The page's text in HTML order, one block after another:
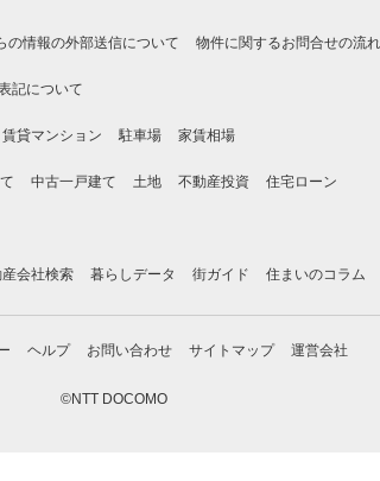
の情報の外部送信について 物件に関するお問合せの流れ
記について
賃貸マンション 駐車場 家賃相場
中古一戸建て 土地 不動産投資 住宅ローン
会社検索 暮らしデータ 街ガイド 住まいのコラム
ヘルプ お問い合わせ サイトマップ 運営会社
©NTT DOCOMO